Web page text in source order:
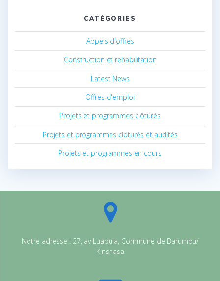
CATÉGORIES
Appels d'offres
Construction et rehabilitation
Latest News
Offres d'emploi
Projets et programmes clôturés
Projets et programmes clôturés et audités
Projets et programmes en cours
Notre adresse : 27, av Luapula, Commune de Barumbu/
Kinshasa